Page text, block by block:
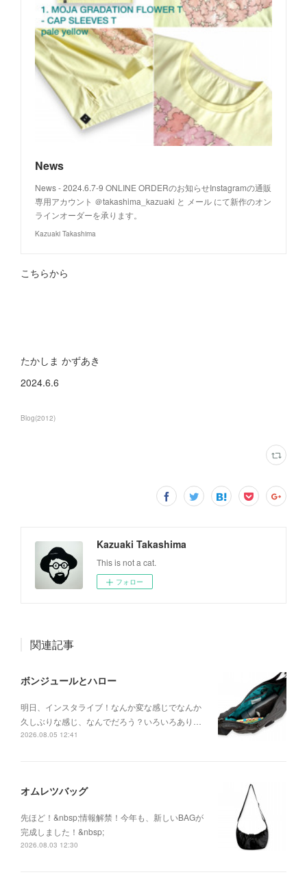
News
News - 2024.6.7-9 ONLINE ORDERのお知らせInstagramの通販
専用アカウント ＠takashima_kazuaki と メール にて新作のオン
ラインオーダーを承ります。
Kazuaki Takashima
こちらから
たかしま かずあき
2024.6.6
Blog(2012)
Kazuaki Takashima
This is not a cat.
フォロー
関連記事
ボンジュールとハロー
明日、インスタライブ！なんか変な感じでなんか
久しぶりな感じ、なんでだろう？いろいろあり…
2026.08.05 12:41
オムレツバッグ
先ほど！&nbsp;情報解禁！今年も、新しいBAGが
完成しました！&nbsp;
2026.08.03 12:30